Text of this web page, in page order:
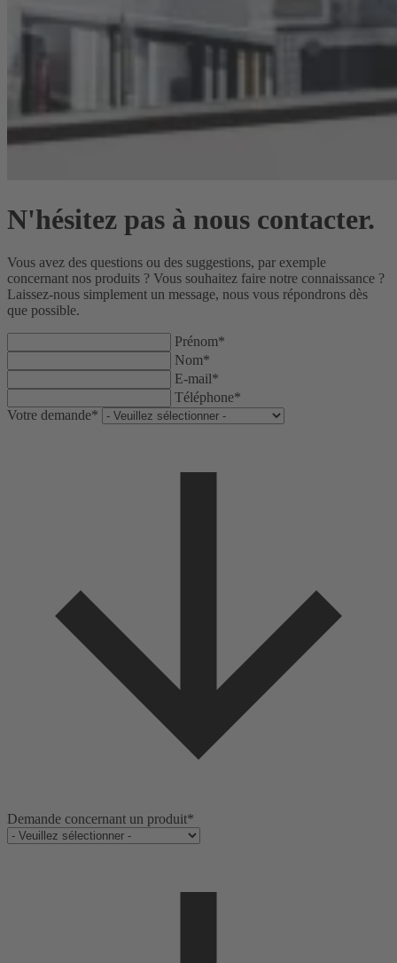
N'hésitez pas à nous contacter.
Vous avez des questions ou des suggestions, par exemple
concernant nos produits ? Vous souhaitez faire notre connaissance ?
Laissez-nous simplement un message, nous vous répondrons dès
que possible.
Prénom*
Nom*
E-mail*
Téléphone*
Votre demande*
Demande concernant un produit*